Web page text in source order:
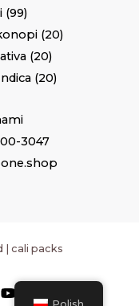
99
20
20
20
3047
| cali packs